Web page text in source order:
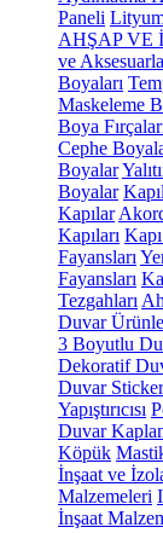
Paneli
AHŞAP VE
ve
Boyaları
Maskeleme
Boya
Cephe
Boyalar
Boyalar
Kapılar
Kapıları
Fayansları
Fayansları
Tezgahları
Duvar
3 Boyutlu
Dekoratif
Duvar
Yapıştırıcısı
Duvar
Köpük
İnşaat ve
Malzemeleri
İnşaat